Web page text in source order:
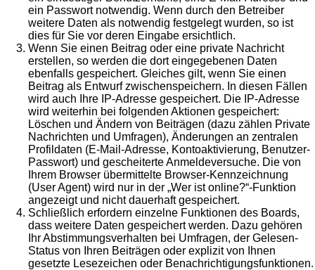
ein Passwort notwendig. Wenn durch den Betreiber
weitere Daten als notwendig festgelegt wurden, so ist
dies für Sie vor deren Eingabe ersichtlich.
Wenn Sie einen Beitrag oder eine private Nachricht
erstellen, so werden die dort eingegebenen Daten
ebenfalls gespeichert. Gleiches gilt, wenn Sie einen
Beitrag als Entwurf zwischenspeichern. In diesen Fällen
wird auch Ihre IP-Adresse gespeichert. Die IP-Adresse
wird weiterhin bei folgenden Aktionen gespeichert:
Löschen und Ändern von Beiträgen (dazu zählen Private
Nachrichten und Umfragen), Änderungen an zentralen
Profildaten (E-Mail-Adresse, Kontoaktivierung, Benutzer-
Passwort) und gescheiterte Anmeldeversuche. Die von
Ihrem Browser übermittelte Browser-Kennzeichnung
(User Agent) wird nur in der „Wer ist online?“-Funktion
angezeigt und nicht dauerhaft gespeichert.
Schließlich erfordern einzelne Funktionen des Boards,
dass weitere Daten gespeichert werden. Dazu gehören
Ihr Abstimmungsverhalten bei Umfragen, der Gelesen-
Status von Ihren Beiträgen oder explizit von Ihnen
gesetzte Lesezeichen oder Benachrichtigungsfunktionen.